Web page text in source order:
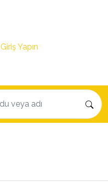
Giriş Yapın